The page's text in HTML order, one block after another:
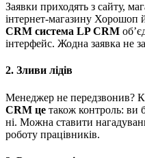
Заявки приходять з сайту,
інтернет-магазину Хорошоп
CRM система LP CRM
інтерфейс. Жодна заявка не
2. Зливи лідів
Менеджер не передзвонив?
CRM це також контроль: ви
ні. Можна ставити
роботу працівників.